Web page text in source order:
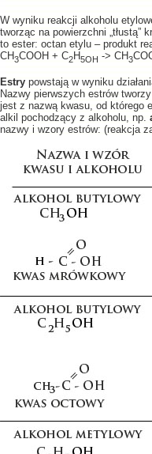
W wyniku reakcji alkoholu
tworząc na powierzchni „tłustą”
to ester: octan etylu – produkt
CH3COOH + C2H5OH -> CH3
Estrypowstają w wyniku
Nazwy pierwszych estrów
jest z nazwą kwasu, od którego
alkil pochodzący z alkoholu, np.
nazwy i wzory estrów: (reakcja